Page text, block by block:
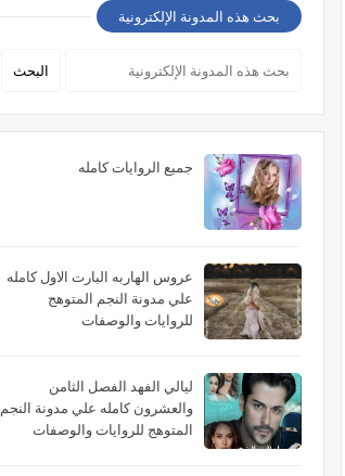
بحث هذه المدونة الإلكترونية
جميع الروايات كامله
عروس الهاربه البارت الاول كامله
علي مدونة النجم المتوهج
للروايات والوصفات
ليالي الفهد الفصل الثامن
والعشرون كامله علي مدونة النجم
المتوهج للروايات والوصفات